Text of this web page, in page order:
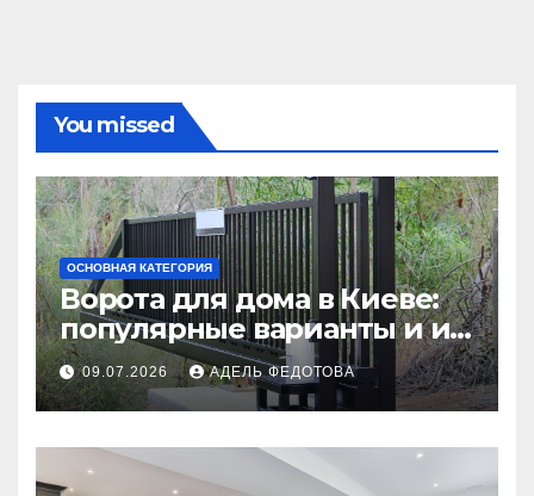
You missed
ОСНОВНАЯ КАТЕГОРИЯ
Ворота для дома в Киеве:
популярные варианты и их
особенности
09.07.2026 АДЕЛЬ ФЕДОТОВА